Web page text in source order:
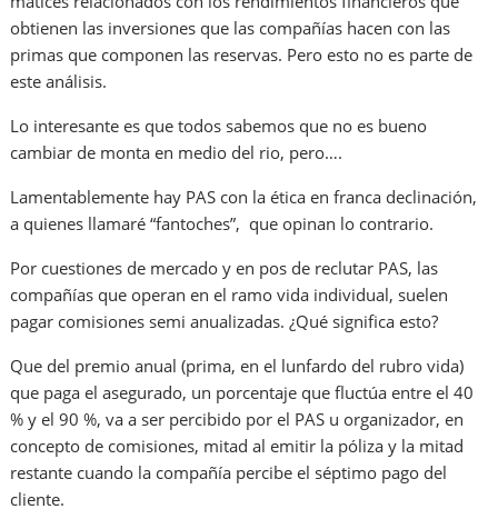
obtienen las inversiones que las compañías hacen con las
primas que componen las reservas. Pero esto no es parte de
este análisis.
Lo interesante es que todos sabemos que no es bueno
cambiar de monta en medio del rio, pero….
Lamentablemente hay PAS con la ética en franca declinación,
a quienes llamaré “fantoches”, que opinan lo contrario.
Por cuestiones de mercado y en pos de reclutar PAS, las
compañías que operan en el ramo vida individual, suelen
pagar comisiones semi anualizadas. ¿Qué significa esto?
Que del premio anual (prima, en el lunfardo del rubro vida)
que paga el asegurado, un porcentaje que fluctúa entre el 40
% y el 90 %, va a ser percibido por el PAS u organizador, en
concepto de comisiones, mitad al emitir la póliza y la mitad
restante cuando la compañía percibe el séptimo pago del
cliente.